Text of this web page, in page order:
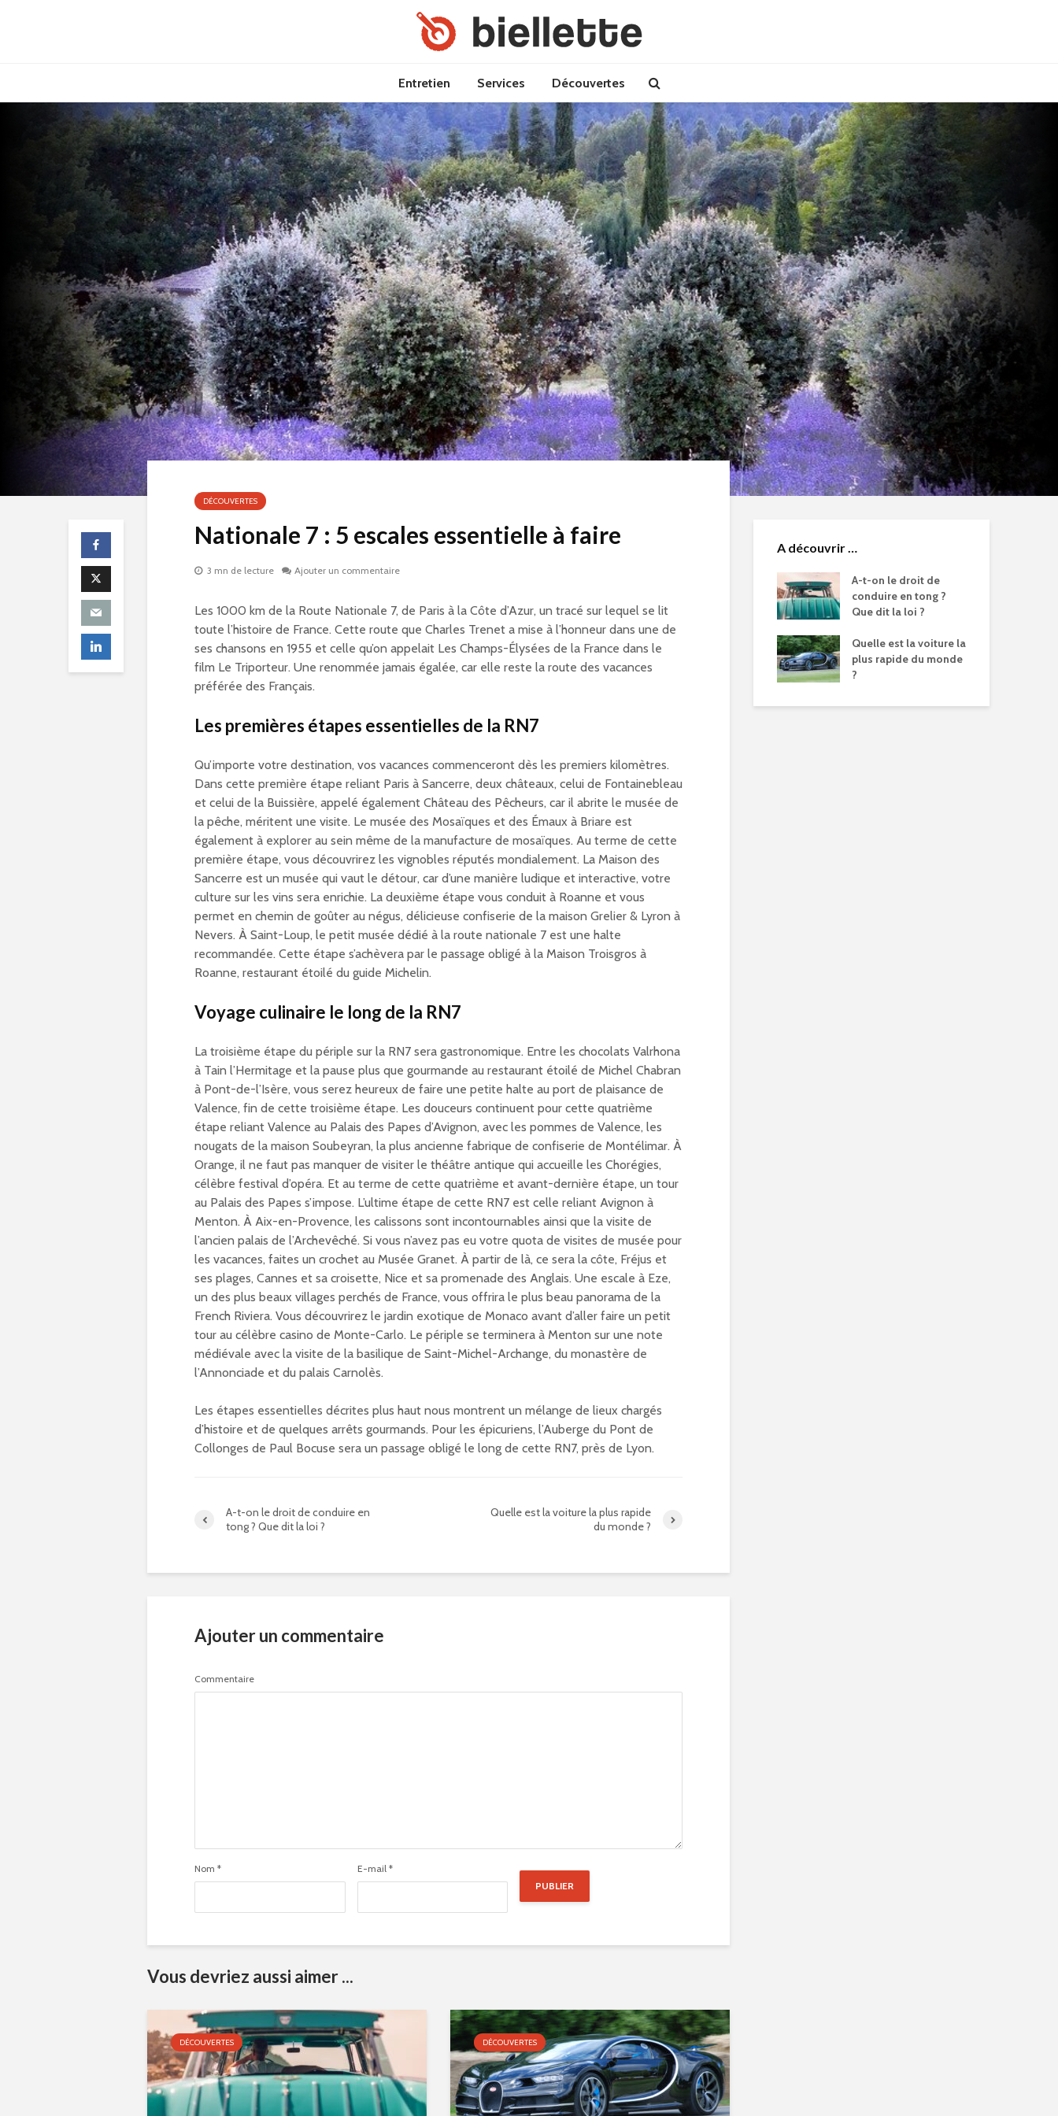
Entretien Services Découvertes
DÉCOUVERTES
Nationale 7 : 5 escales essentielle à faire
3 mn de lecture Ajouter un commentaire
Les 1000 km de la Route Nationale 7, de Paris à la Côte d’Azur, un tracé sur lequel se lit
toute l’histoire de France. Cette route que Charles Trenet a mise à l’honneur dans une de
ses chansons en 1955 et celle qu’on appelait Les Champs-Élysées de la France dans le
film Le Triporteur. Une renommée jamais égalée, car elle reste la route des vacances
préférée des Français.
Les premières étapes essentielles de la RN7
Qu’importe votre destination, vos vacances commenceront dès les premiers kilomètres.
Dans cette première étape reliant Paris à Sancerre, deux châteaux, celui de Fontainebleau
et celui de la Buissière, appelé également Château des Pêcheurs, car il abrite le musée de
la pêche, méritent une visite. Le musée des Mosaïques et des Émaux à Briare est
également à explorer au sein même de la manufacture de mosaïques. Au terme de cette
première étape, vous découvrirez les vignobles réputés mondialement. La Maison des
Sancerre est un musée qui vaut le détour, car d’une manière ludique et interactive, votre
culture sur les vins sera enrichie. La deuxième étape vous conduit à Roanne et vous
permet en chemin de goûter au négus, délicieuse confiserie de la maison Grelier & Lyron à
Nevers. À Saint-Loup, le petit musée dédié à la route nationale 7 est une halte
recommandée. Cette étape s’achèvera par le passage obligé à la Maison Troisgros à
Roanne, restaurant étoilé du guide Michelin.
Voyage culinaire le long de la RN7
La troisième étape du périple sur la RN7 sera gastronomique. Entre les chocolats Valrhona
à Tain l’Hermitage et la pause plus que gourmande au restaurant étoilé de Michel Chabran
à Pont-de-l’Isère, vous serez heureux de faire une petite halte au port de plaisance de
Valence, fin de cette troisième étape. Les douceurs continuent pour cette quatrième
étape reliant Valence au Palais des Papes d’Avignon, avec les pommes de Valence, les
nougats de la maison Soubeyran, la plus ancienne fabrique de confiserie de Montélimar. À
Orange, il ne faut pas manquer de visiter le théâtre antique qui accueille les Chorégies,
célèbre festival d’opéra. Et au terme de cette quatrième et avant-dernière étape, un tour
au Palais des Papes s’impose. L’ultime étape de cette RN7 est celle reliant Avignon à
Menton. À Aix-en-Provence, les calissons sont incontournables ainsi que la visite de
l’ancien palais de l’Archevêché. Si vous n’avez pas eu votre quota de visites de musée pour
les vacances, faites un crochet au Musée Granet. À partir de là, ce sera la côte, Fréjus et
ses plages, Cannes et sa croisette, Nice et sa promenade des Anglais. Une escale à Eze,
un des plus beaux villages perchés de France, vous offrira le plus beau panorama de la
French Riviera. Vous découvrirez le jardin exotique de Monaco avant d’aller faire un petit
tour au célèbre casino de Monte-Carlo. Le périple se terminera à Menton sur une note
médiévale avec la visite de la basilique de Saint-Michel-Archange, du monastère de
l’Annonciade et du palais Carnolès.
Les étapes essentielles décrites plus haut nous montrent un mélange de lieux chargés
d’histoire et de quelques arrêts gourmands. Pour les épicuriens, l’Auberge du Pont de
Collonges de Paul Bocuse sera un passage obligé le long de cette RN7, près de Lyon.
A-t-on le droit de conduire en
tong ? Que dit la loi ?
Quelle est la voiture la plus rapide
du monde ?
Ajouter un commentaire
Commentaire
Nom * E-mail *
Vous devriez aussi aimer ...
DÉCOUVERTES DÉCOUVERTES
A découvrir …
A-t-on le droit de
conduire en tong ?
Que dit la loi ?
Quelle est la voiture la
plus rapide du monde
?